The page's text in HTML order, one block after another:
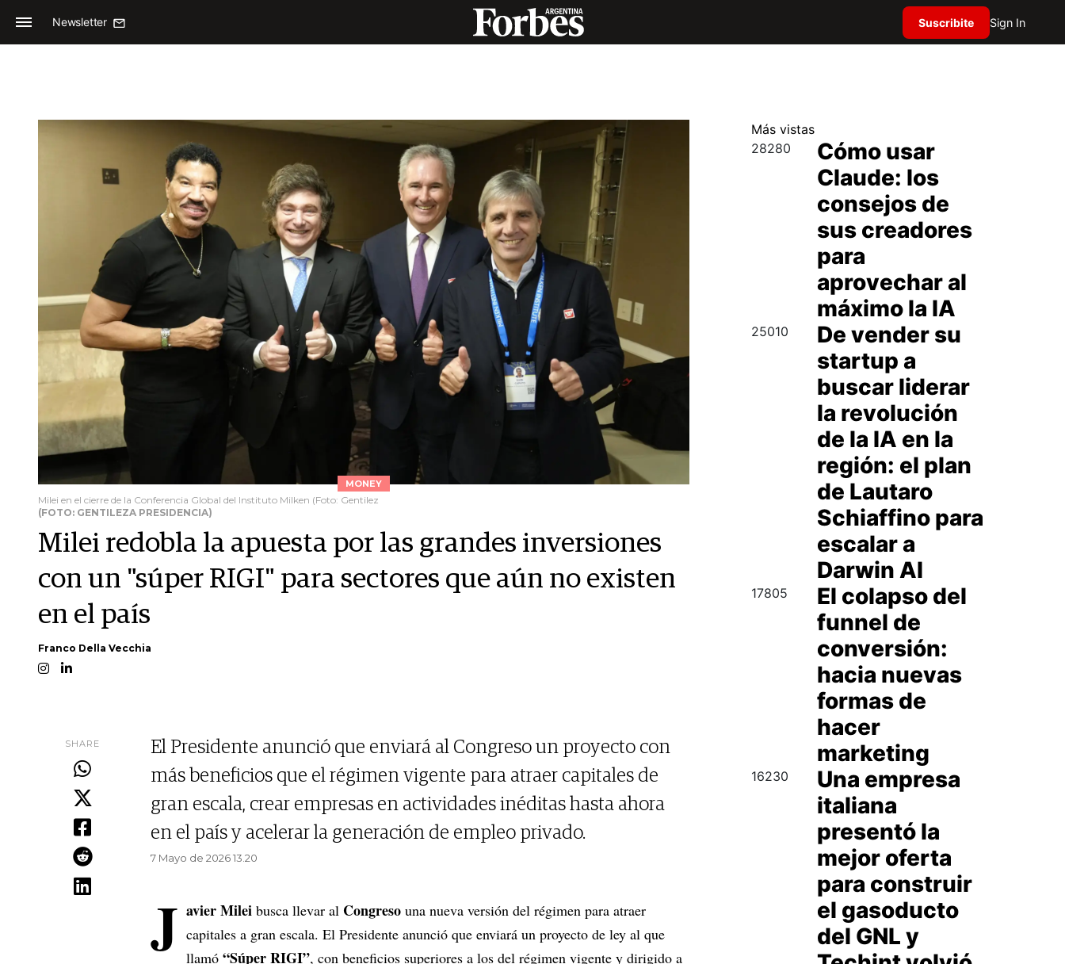
Newsletter Suscribite Sign In
MONEY
Milei en el cierre de la Conferencia Global del Instituto Milken (Foto: Gentilez
(FOTO: GENTILEZA PRESIDENCIA)
Milei redobla la apuesta por las grandes inversiones
con un "súper RIGI" para sectores que aún no existen
en el país
Franco Della Vecchia
SHARE
El Presidente anunció que enviará al Congreso un proyecto con
más beneficios que el régimen vigente para atraer capitales de
gran escala, crear empresas en actividades inéditas hasta ahora
en el país y acelerar la generación de empleo privado.
7 Mayo de 2026 13.20
J avier Milei busca llevar al Congreso una nueva versión del régimen para atraer
capitales a gran escala. El Presidente anunció que enviará un proyecto de ley al que
llamó “Súper RIGI”, con beneficios superiores a los del régimen vigente y dirigido a
Más vistas
28280
Cómo usar
Claude: los
consejos de
sus creadores
para
aprovechar al
máximo la IA
25010
De vender su
startup a
buscar liderar
la revolución
de la IA en la
región: el plan
de Lautaro
Schiaffino para
escalar a
Darwin AI
17805
El colapso del
funnel de
conversión:
hacia nuevas
formas de
hacer
marketing
16230
Una empresa
italiana
presentó la
mejor oferta
para construir
el gasoducto
del GNL y